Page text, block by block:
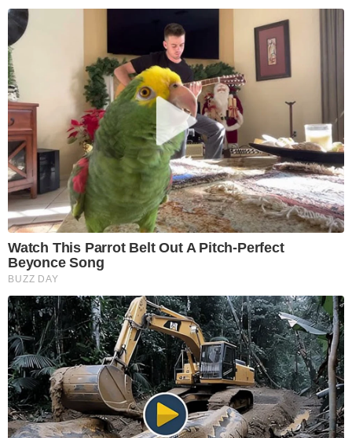
Watch This Parrot Belt Out A Pitch-Perfect
Beyonce Song
BUZZ DAY